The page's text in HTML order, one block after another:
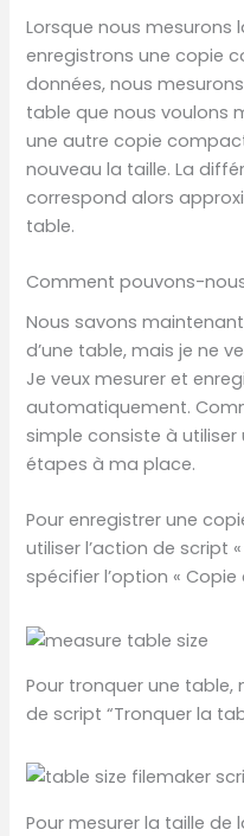
Lorsque nous mesurons
enregistrons une copie
données, nous
table que nous voulons
une autre copie
nouveau la taille. La
correspond alors
table.
Comment pouvons-
Nous savons
d’une table, mais je ne
Je veux mesurer et
automatiquement.
simple consiste à
étapes à ma place.
Pour enregistrer une
utiliser l’action de script
spécifier l’option «
Pour tronquer une table,
de script “Tronquer la
Pour mesurer la taille